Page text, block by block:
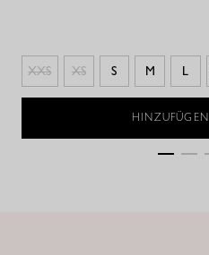
XXS XS S M L
HINZUFÜGEN